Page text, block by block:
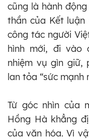
cũng là hành
thần của Kết luận
công tác người
hình mới, đi vào
nhiệm vụ gìn giữ,
lan tỏa “sức mạnh
Từ góc nhìn của
Hồng Hà khẳng
của văn hóa. Vì